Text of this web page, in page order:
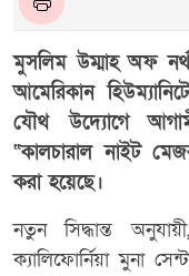
মুসলিম উম্মাহ অফ
আমেরিকান
যৌথ উদ্যোগে
“কালচারাল নাইট
করা হয়েছে।
নতুন সিদ্ধান্ত
ক্যালিফোর্নিয়া মুনা